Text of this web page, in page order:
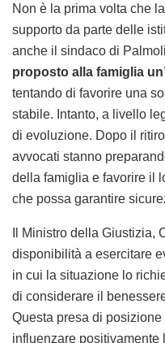
Non è la prima volta che
supporto da parte delle
anche il sindaco di
proposto alla famiglia
tentando di favorire una
stabile. Intanto, a livello
di evoluzione. Dopo il
avvocati stanno
della famiglia e favorire il
che possa garantire
Il Ministro della Giustizia,
disponibilità a esercitare
in cui la situazione lo
di considerare il
Questa presa di
influenzare positivamente